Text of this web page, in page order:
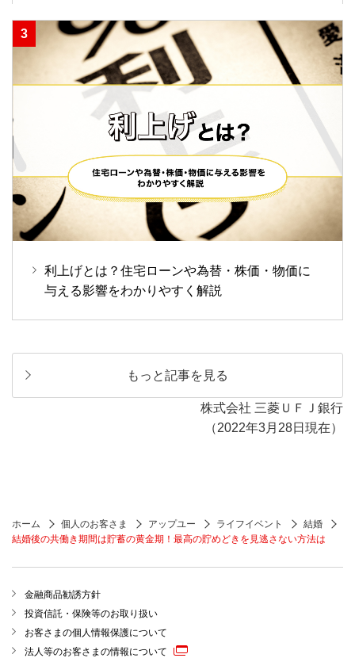
利上げとは？住宅ローンや為替・株価・物価に
与える影響をわかりやすく解説
もっと記事を見る
株式会社 三菱ＵＦＪ銀行
（2022年3月28日現在）
ホーム 個人のお客さま アップユー ライフイベント
結婚
結婚後の共働き期間は貯蓄の黄金期！最高の貯めどきを見逃さない方法は
金融商品勧誘方針
投資信託・保険等のお取り扱い
お客さまの個人情報保護について
法人等のお客さまの情報について